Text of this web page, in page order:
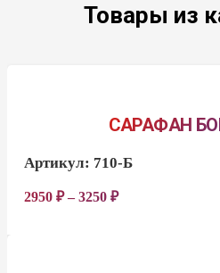
Товары из
САРАФАН
Артикул: 710-Б
2950₽–3250₽